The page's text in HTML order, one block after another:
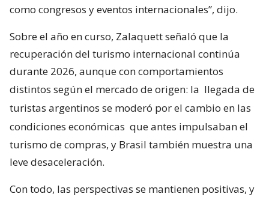
como congresos y eventos internacionales”, dijo.
Sobre el año en curso, Zalaquett señaló que la
recuperación del turismo internacional continúa
durante 2026, aunque con comportamientos
distintos según el mercado de origen: la llegada de
turistas argentinos se moderó por el cambio en las
condiciones económicas que antes impulsaban el
turismo de compras, y Brasil también muestra una
leve desaceleración.
Con todo, las perspectivas se mantienen positivas, y